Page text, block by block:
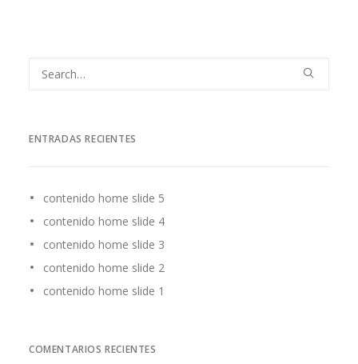
ENTRADAS RECIENTES
contenido home slide 5
contenido home slide 4
contenido home slide 3
contenido home slide 2
contenido home slide 1
COMENTARIOS RECIENTES